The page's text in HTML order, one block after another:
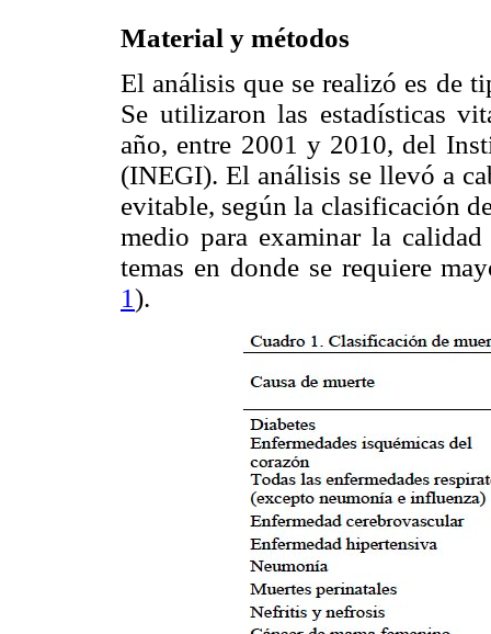
Material y métodos
El análisis que se realizó es de
Se utilizaron las estadísticas
año, entre 2001 y 2010, del
(INEGI). El análisis se llevó a
evitable, según la clasificación
medio para examinar la
temas en donde se requiere
1).